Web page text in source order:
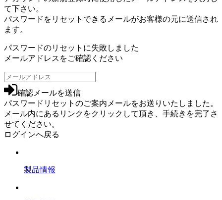
て下さい。
パスワードをリセットできるメールがお客様の元に送信され
ます。
パスワードのリセットに失敗しました
メールアドレスをご確認ください
確認メールを送信
パスワードリセットのご案内メールをお送りいたしました。
メール内にあるリンクをクリックして頂き、手続きを完了さ
せてください。
ログインへ戻る
製品情報